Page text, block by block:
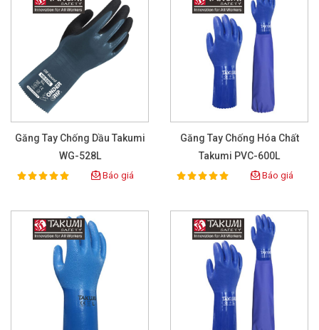
Găng Tay Chống Dầu Takumi
WG-528L
Rating:
100% Báo giá
Găng Tay Chống Hóa Chất
Takumi PVC-600L
Rating:
100% Báo giá